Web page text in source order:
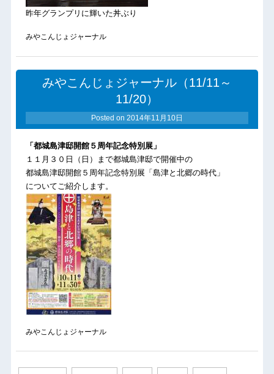
昨年グランプリに輝いた丼ぶり
みやこんじょジャーナル
みやこんじょジャーナル（11/11～
11/20）
Posted on 2014年11月10日
「都城島津邸開館５周年記念特別展」
１１月３０日（日）まで都城島津邸で開催中の
都城島津邸開館５周年記念特別展「島津と北郷の時代」
についてご紹介します。
みやこんじょジャーナル